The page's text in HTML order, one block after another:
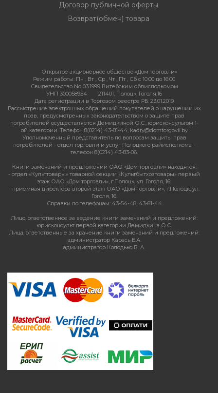
Договор публичной оферты
Возврат(обмен) товара
Открытое акционерное общество «Дом торговли»
Режим работы: Пн , Вт , Ср , Чт , Пт , Сб c 10:00 до 16:00
Свидетельство No 03.1999 Витебским облисполкомом
УНП 300058954
211401, Полоцк, Гоголя,16
Дата регистрации в Торговом реестре РБ: 23.01.2019
Рассмотрение электронных обращений покупателей о нарушении их
прав, предусмотренных законодательством о защите прав
потребителей осуществляется Демидкиной О.С., юрисконсультом 1-
ой категории. Телефон 8(0214) 43-81-44, kadry@domtorgovli.by
Уполномоченный представитель по вопросам защиты прав
потребителей - отдел торговли и услуг Полоцкого райисполкома -
телефон 8(0214) 43-83-06.
Книги замечаний и предложений ОАО «Дом торговли» находятся:
- отдел «Культтовары» товарной секции «Культбытхозтовары» первый
этаж ОАО «Дом торговли», г.Полоцк, ул. Гоголя, 16;
- приемная директора второй этаж ОАО «Дом торговли», г.Полоцк, ул.
Гоголя, 16.
Справки по телефонам: 43-54-48, 43-81-44
Лицо, ответственное за ведение книги замечаний и предложений:
юрисконсульт первой категории Демидкина О.С.
Лица, ответственные за хранение книги замечаний и предложений:
администратор Карась Е.А.
администратор Колодько В. А.